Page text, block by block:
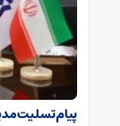
پیام تسلیت